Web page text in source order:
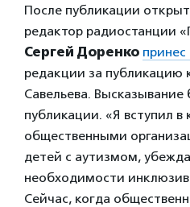
После публикации
редактор радиостанции
Сергей Доренко принес
редакции за публикацию
Савельева. Высказывание
публикации. «Я вступил в
общественными
детей с аутизмом,
необходимости
Сейчас, когда